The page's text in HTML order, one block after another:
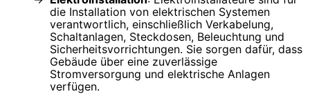
die Installation von elektrischen Systemen
verantwortlich, einschließlich Verkabelung,
Schaltanlagen, Steckdosen, Beleuchtung und
Sicherheitsvorrichtungen. Sie sorgen dafür, dass
Gebäude über eine zuverlässige
Stromversorgung und elektrische Anlagen
verfügen.